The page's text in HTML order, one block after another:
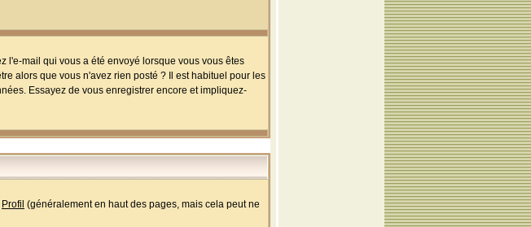
l'e-mail qui vous a été envoyé lorsque vous vous êtes
alors que vous n'avez rien posté ? Il est habituel pour les
Essayez de vous enregistrer encore et impliquez-
Profil (généralement en haut des pages, mais cela peut ne